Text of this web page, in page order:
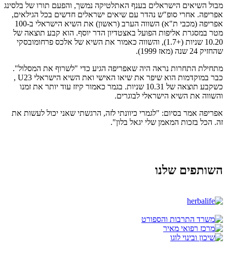
מבול השיאים הישראלים בענף האתלטיקה נמשך, והפעם תורו של בלסינג
אפריפה. אחרי סופ"ש נהדר עם שיאים ישראלים חדשים בכל הגילאים,
אפריפה (מכבי ת"א) השווה הערב (ראשון) את השיא הישראלי ב-100
מטר במסגרת אליפות הפועל באצטדיון הדר יוסף. הוא קבע תוצאה של
10.20 שניות (+1.7), והשווה כאמור את השיא של אלכס פרחומובסקי
שהחזיק 24 שנה (מאז 1999).
מתחילת התחרות נראה היה שאפריפה הגיע כדי "לשרוף את המסלול".
כבר במוקדמות הוא שיפר את שיאו האישי ואת השיא הישראלי U23 ,
כשקבע תוצאה של 10.31 שניות. בגמר כאמור קיזז עוד יותר את זמנו
והשווה את השיא הישראלי לבוגרים.
אפריפה אמר בסיום: "לגמרי כיוונתי לזה, הרגשתי שאני יכול לעשות את
זה. הכל בזכות המאמן שלי יגאל בלון".
השותפים שלנו